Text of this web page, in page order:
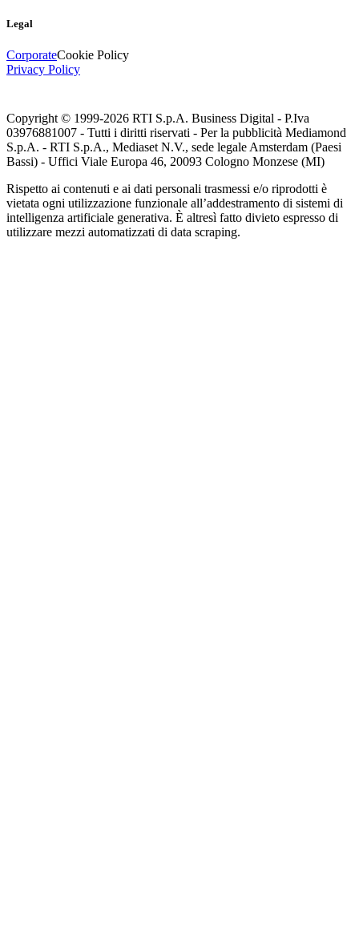
Legal
CorporateCookie Policy
Privacy Policy
Copyright © 1999-2026 RTI S.p.A. Business Digital - P.Iva
03976881007 - Tutti i diritti riservati - Per la pubblicità Mediamond
S.p.A. - RTI S.p.A., Mediaset N.V., sede legale Amsterdam (Paesi
Bassi) - Uffici Viale Europa 46, 20093 Cologno Monzese (MI)
Rispetto ai contenuti e ai dati personali trasmessi e/o riprodotti è
vietata ogni utilizzazione funzionale all’addestramento di sistemi di
intelligenza artificiale generativa. È altresì fatto divieto espresso di
utilizzare mezzi automatizzati di data scraping.